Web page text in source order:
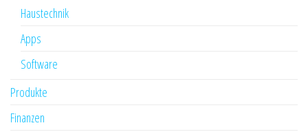
Haustechnik
Apps
Software
Produkte
Finanzen